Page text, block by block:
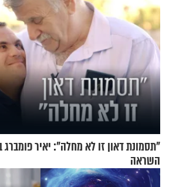
"תסמונת דאון זו לא מחלה": יאיר פומברג
השראה